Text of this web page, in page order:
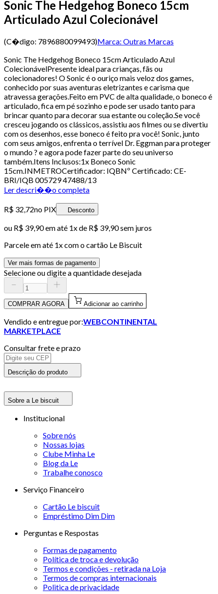
Sonic The Hedgehog Boneco 15cm
Articulado Azul Colecionável
(C�digo: 7896880099493)Marca: Outras Marcas
Sonic The Hedgehog Boneco 15cm Articulado Azul
ColecionávelPresente ideal para crianças, fãs ou
colecionadores! O Sonic é o ouriço mais veloz dos games,
conhecido por suas aventuras eletrizantes e carisma que
atravessa gerações.Feito em PVC de alta qualidade, o boneco é
articulado, fica em pé sozinho e pode ser usado tanto para
brincar quanto para decorar sua estante ou coleção.Se você
cresceu jogando os clássicos, assistiu aos filmes ou se divertiu
com os desenhos, esse boneco é feito pra você! Sonic, junto
com seus amigos, enfrenta o terrível Dr. Eggman para proteger
o mundo ? e agora pode fazer parte do seu universo
também.Itens Inclusos:1x Boneco Sonic
15cm.INMETROCertificador: IQBNº Certificado: CE-
BRI/IQB 005729 47488/13
Ler descri��o completa
R$ 32,72no PIX Desconto
ou R$ 39,90em até 1x de R$ 39,90sem juros
Parcele em até 1x com o cartão Le Biscuit
Ver mais formas de pagamento
Selecione ou digite a quantidade desejada
COMPRAR AGORA Adicionar ao carrinho
Vendido e entregue por:WEBCONTINENTAL
MARKETPLACE
Consultar frete e prazo
Descrição do produto
Sobre a Le biscuit
Institucional
Sobre nós
Nossas lojas
Clube Minha Le
Blog da Le
Trabalhe conosco
Serviço Financeiro
Cartão Le biscuit
Empréstimo Dim Dim
Perguntas e Respostas
Formas de pagamento
Política de troca e devolução
Termos e condições - retirada na Loja
Termos de compras internacionais
Politica de privacidade